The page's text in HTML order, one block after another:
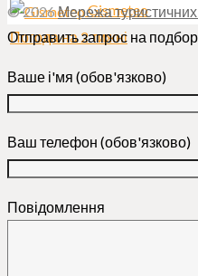
Gismeteo
Погода на 2 тижні
© 2026Мережа туристичних
Отправить запрос на
Ваше і'мя (обов'язково)
Ваш телефон (обов'язково)
Повідомлення